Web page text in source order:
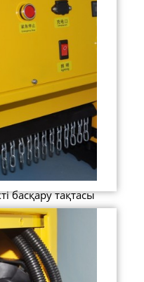
басқару тақтасы